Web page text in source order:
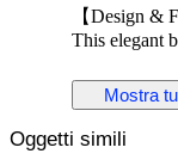
【Design &
This elegant
diamonds
wear or for
Mostra
Oggetti simili